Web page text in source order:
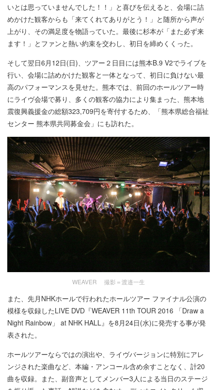
いとは思っていませんでした！！」と喜びを伝えると、会場に詰
めかけた観客からも「来てくれてありがとう！」と随所から声が
上がり、その満足度を物語っていた。最後に杉本が「また必ず来
ます！」とファンと熱い約束を交わし、初日を締めくくった。
そして翌日6月12日(日)、ツアー２日目には熊本B.9 V2でライブを
行い、会場に詰めかけた観客と一体となって、初日に負けない最
高のパフォーマンスを見せた。熊本では、前回のホールツアー時
にライヴ会場で募り、多くの観客の協力により集まった、熊本地
震復興義援金の総額323,709円を寄付するため、「熊本県総合福祉
センター 熊本県共同募金会」にも訪れた。
WEAVER 撮影＝渡邉一生
また、先月NHKホールで行われたホールツアー ファイナル公演の
模様を収録したLIVE DVD『WEAVER 11th TOUR 2016 「Draw a
Night Rainbow」 at NHK HALL』を8月24日(水)に発売する事が発
表された。
ホールツアーならではの演出や、ライヴバージョンに特別にアレ
ンジされた楽曲など、本編・アンコール含め余すことなく、計20
曲を収録。また、副音声としてメンバー3人による当日のステージ